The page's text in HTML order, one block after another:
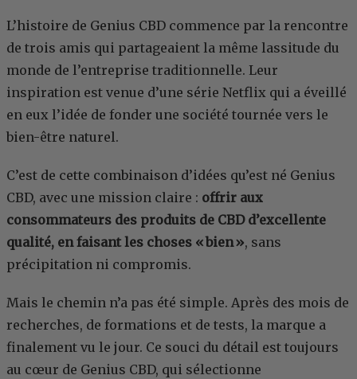
L’histoire de Genius CBD commence par la rencontre
de trois amis qui partageaient la même lassitude du
monde de l’entreprise traditionnelle. Leur
inspiration est venue d’une série Netflix qui a éveillé
en eux l’idée de fonder une société tournée vers le
bien-être naturel.
C’est de cette combinaison d’idées qu’est né Genius
CBD, avec une mission claire : offrir aux
consommateurs des produits de CBD d’excellente
qualité, en faisant les choses « bien », sans
précipitation ni compromis.
Mais le chemin n’a pas été simple. Après des mois de
recherches, de formations et de tests, la marque a
finalement vu le jour. Ce souci du détail est toujours
au cœur de Genius CBD, qui sélectionne